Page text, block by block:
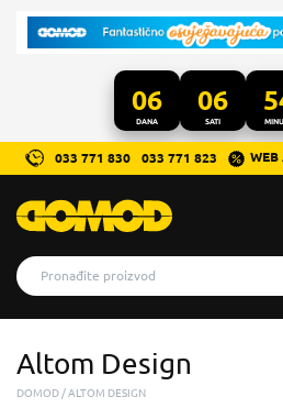
06
DANA
06
SATI
033 771 830 033 771 823 WEB
Altom Design
DOMOD ALTOM DESIGN